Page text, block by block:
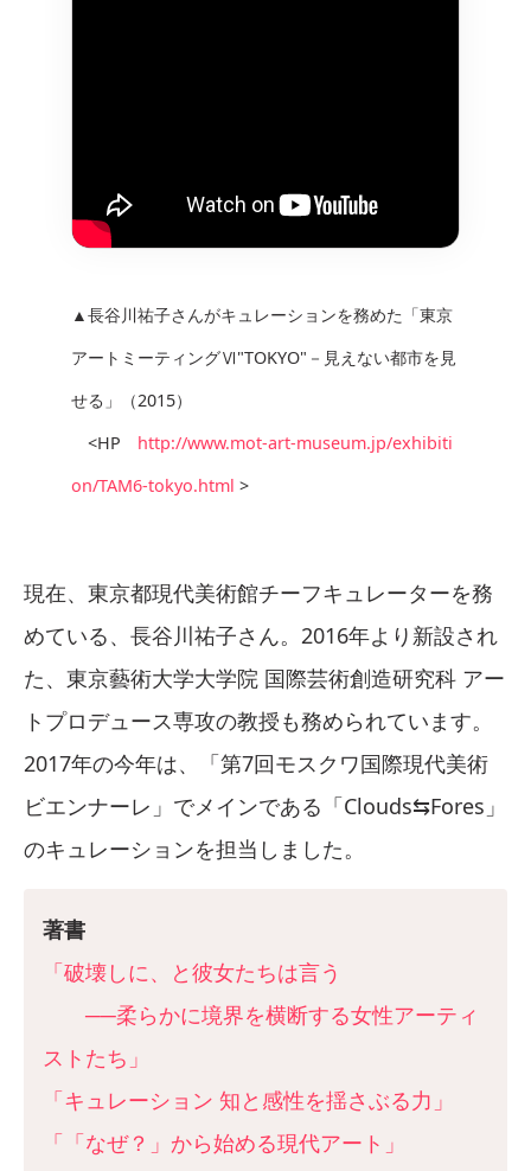
▲長谷川祐子さんがキュレーションを務めた「東京
アートミーティングⅥ"TOKYO"－見えない都市を見
せる」（2015）
<HP http://www.mot-art-museum.jp/exhibiti
on/TAM6-tokyo.html >
現在、東京都現代美術館チーフキュレーターを務
めている、長谷川祐子さん。2016年より新設され
た、東京藝術大学大学院 国際芸術創造研究科 アー
トプロデュース専攻の教授も務められています。
2017年の今年は、「第7回モスクワ国際現代美術
ビエンナーレ」でメインである「Clouds⇆Fores」
のキュレーションを担当しました。
著書
「破壊しに、と彼女たちは言う
──柔らかに境界を横断する女性アーティ
ストたち」
「キュレーション 知と感性を揺さぶる力」
「「なぜ？」から始める現代アート」